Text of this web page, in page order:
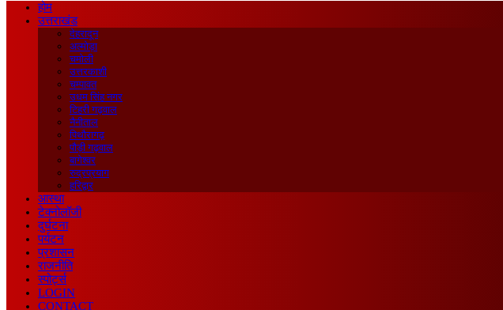
होम
उत्तराखंड
देहरादून
अल्मोड़ा
चमोली
उत्तरकाशी
चम्पावत
उधम सिंह नगर
टिहरी गढ़वाल
नैनीताल
पिथौरागढ़
पौड़ी गढ़वाल
बागेश्वर
रुद्रप्रयाग
हरिद्वार
आस्था
टेक्नोलॉजी
दुर्घटना
पर्यटन
प्रशासन
राजनीति
स्पोर्ट्स
LOGIN
CONTACT